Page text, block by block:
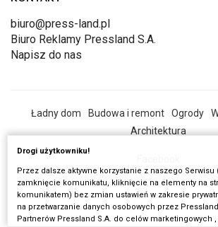
biuro@press-land.pl
Biuro Reklamy Pressland S.A.
Napisz do nas
Ładny dom Budowa i remont Ogrody
Architektura
Copyright © Pressland SA
Drogi użytkowniku!
Przez dalsze aktywne korzystanie z naszego Serwisu
zamknięcie komunikatu, kliknięcie na elementy na
komunikatem) bez zmian ustawień w zakresie
na przetwarzanie danych osobowych przez
Partnerów Pressland S.A. do celów marketingowych